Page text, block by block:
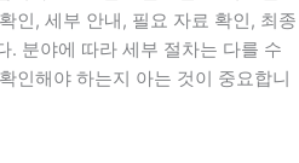
인, 세부 안내, 필요 자료 확인, 최종
. 분야에 따라 세부 절차는 다를 수
인해야 하는지 아는 것이 중요합니